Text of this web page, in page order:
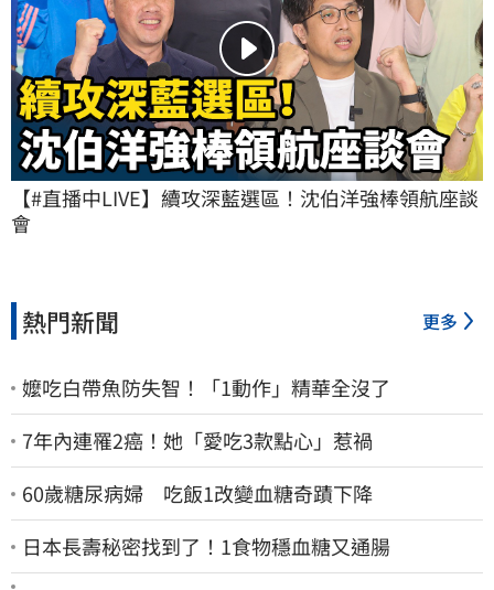
【#直播中LIVE】續攻深藍選區！沈伯洋強棒領航座談
會
熱門新聞 更多
嬤吃白帶魚防失智！「1動作」精華全沒了
7年內連罹2癌！她「愛吃3款點心」惹禍
60歲糖尿病婦 吃飯1改變血糖奇蹟下降
日本長壽秘密找到了！1食物穩血糖又通腸